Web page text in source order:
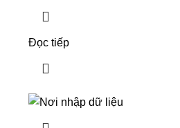
Đọc tiếp